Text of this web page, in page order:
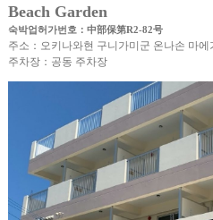
Beach Garden
숙박업허가번호：中部保第R2-82号
주소：오키나와현 구니가미군 온나손 마에
주차장：공동 주차장